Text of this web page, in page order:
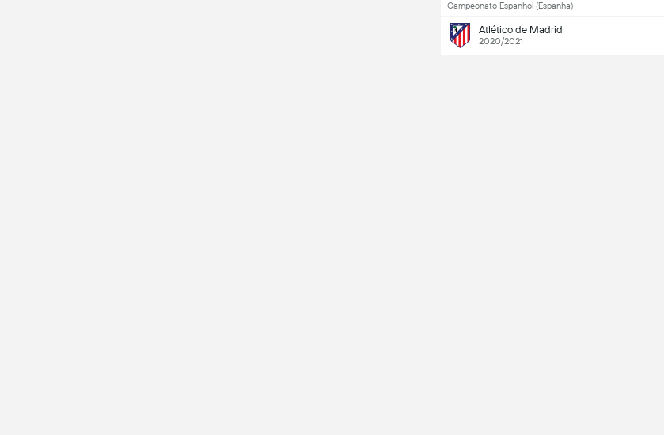
Campeonato Espanhol (Espanha)
Atlético de Madrid
2020/2021